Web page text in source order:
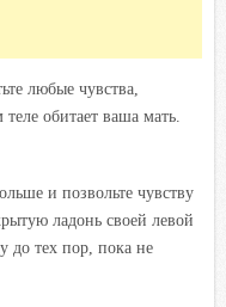
любые чувства,
обитает ваша мать.
и позвольте чувству
ладонь своей левой
до тех пор, пока не